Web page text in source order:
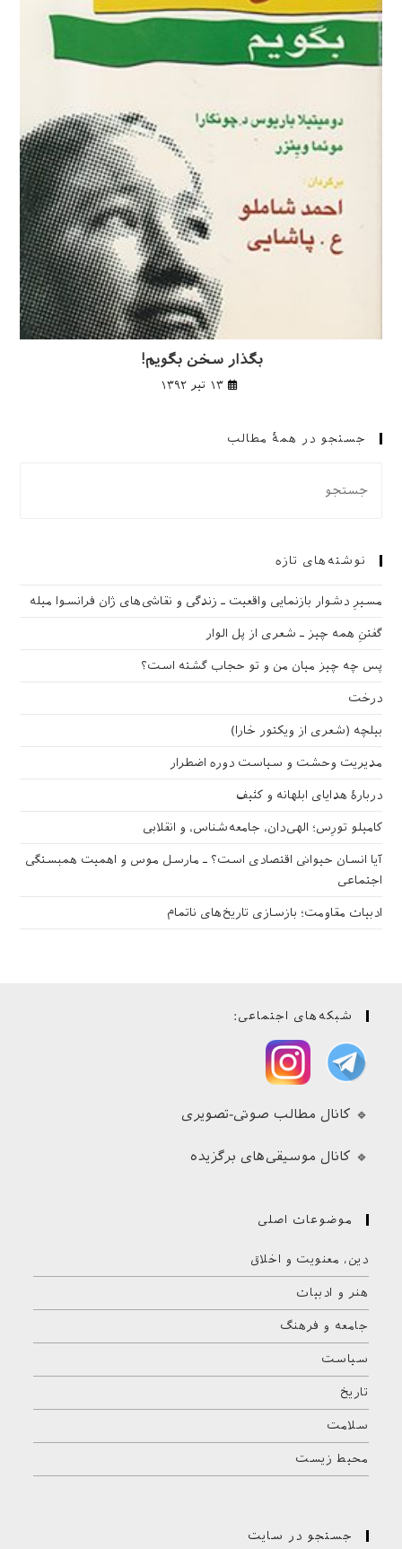
بگذار سخن بگویم!
۱۳ تیر ۱۳۹۲
جستجو در همهٔ مطالب
نوشته‌های تازه
مسیرِ دشوار بازنمایی واقعیت ـ زندگی و نقاشی‌های ژان فرانسوا میله
گفتنِ همه چیز ـ شعری از پل الوار
پس چه چیز میان من و تو حجاب گشته است؟
درخت
بیلچه (شعری از ویکتور خارا)
مدیریت وحشت و سیاست دوره اضطرار
دربارهٔ هدایای ابلهانه و کثیف
کامیلو تورِس؛ الهی‌دان، جامعه‌شناس، و انقلابی
آیا انسان حیوانی اقتصادی است؟ ـ مارسل موس و اهمیت همبستگی
اجتماعی
ادبیات مقاومت؛ بازسازی تاریخ‌های ناتمام
شبکه‌های اجتماعی:
🔹 کانال مطالب صوتی-تصویری
🔹 کانال موسیقی‌های برگزیده
موضوعات اصلی
دین، معنویت و اخلاق
هنر و ادبیات
جامعه و فرهنگ
سیاست
تاریخ
سلامت
محیط زیست
جستجو در سایت